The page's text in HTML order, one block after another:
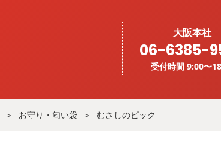
大阪本社
06-6385-
受付時間 9:00〜
お守り・匂い袋 むさしのピック